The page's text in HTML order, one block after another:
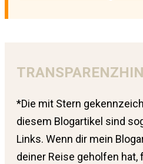
*Die mit Stern
diesem Blogartikel sind
Links. Wenn dir mein
deiner Reise geholfen